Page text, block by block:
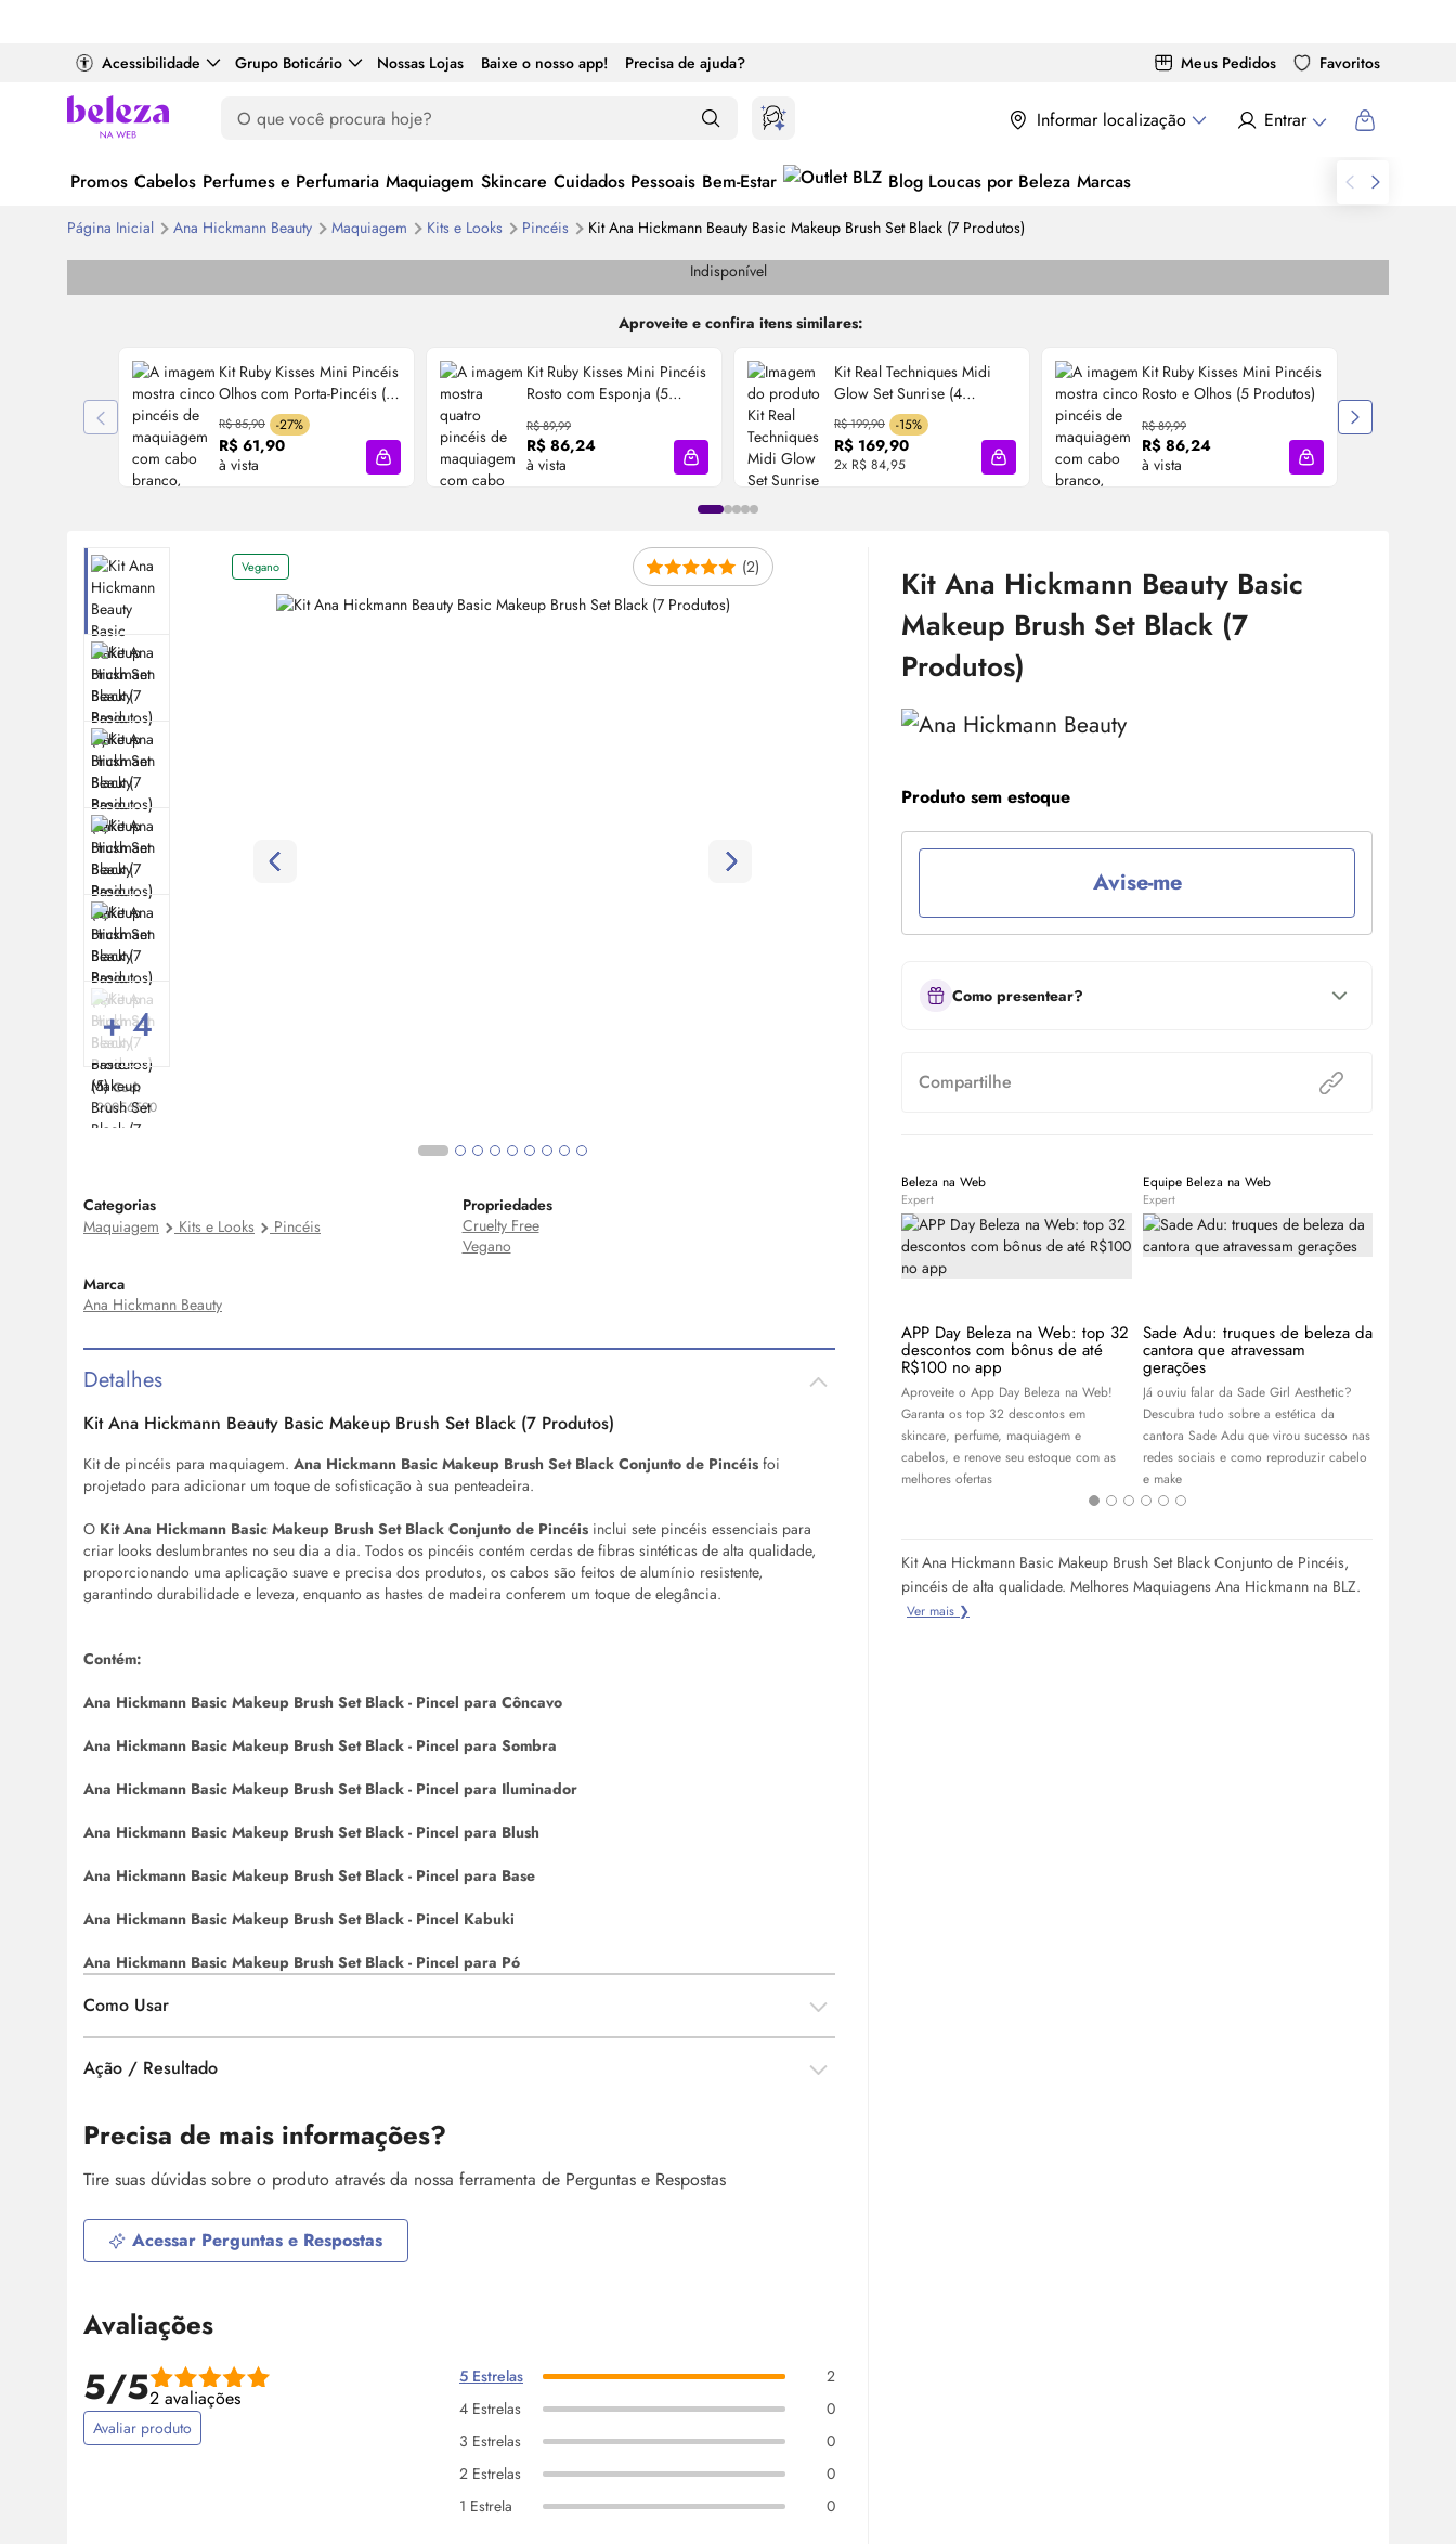
Acessibilidade Grupo Boticário Nossas Lojas Baixe o nosso app! Precisa de ajuda? Meus Pedidos Favoritos
Informar localização Entrar
Promos Cabelos Perfumes e Perfumaria Maquiagem Skincare Cuidados Pessoais Bem-Estar Blog Loucas por Beleza Marcas
Página Inicial Ana Hickmann Beauty Maquiagem Kits e Looks Pincéis
Kit Ana Hickmann Beauty Basic Makeup Brush Set Black (7 Produtos)
Indisponível
Aproveite e confira itens similares:
Kit Ruby Kisses Mini Pincéis
Olhos com Porta-Pincéis (6
Produtos)
R$ 85,90 -27%
R$ 61,90
à vista
Adicionar à sacola
Kit Ruby Kisses Mini Pincéis
Rosto com Esponja (5
R$ 89,99
R$ 86,24
à vista
Adicionar à sacola
Kit Real Techniques Midi
Glow Set Sunrise (4
Produtos)
R$ 199,90 -15%
R$ 169,90
2x R$ 84,95 Adicionar à sacola
Kit Ruby Kisses Mini Pincéis
Rosto e Olhos (5 Produtos)
R$ 89,99
R$ 86,24
à vista
Adicionar à sacola
Kit Ana Hickmann Beauty Basic
Makeup Brush Set Black (7
Produtos)
Produto sem estoque
Avise-me
Como presentear?
Compartilhe
Beleza na Web
Expert
APP Day Beleza na Web: top 32
descontos com bônus de até
R$100 no app
Aproveite o App Day Beleza na Web!
Garanta os top 32 descontos em
skincare, perfume, maquiagem e
cabelos, e renove seu estoque com as
melhores ofertas
Equipe Beleza na Web
Expert
Sade Adu: truques de beleza da
cantora que atravessam
gerações
Já ouviu falar da Sade Girl Aesthetic?
Descubra tudo sobre a estética da
cantora Sade Adu que virou sucesso nas
redes sociais e como reproduzir cabelo
e make
Kit Ana Hickmann Basic Makeup Brush Set Black Conjunto de Pincéis,
pincéis de alta qualidade. Melhores Maquiagens Ana Hickmann na BLZ.
Ver mais ❯
Vegano (2)
+ 4
Cod:
20056590
Categorias
Maquiagem
Kits e Looks Pincéis
Propriedades
Cruelty Free
Vegano
Marca
Ana Hickmann Beauty
Detalhes
Kit Ana Hickmann Beauty Basic Makeup Brush Set Black (7 Produtos)
Kit de pincéis para maquiagem. Ana Hickmann Basic Makeup Brush Set Black Conjunto de Pincéis foi
projetado para adicionar um toque de sofisticação à sua penteadeira.
O Kit Ana Hickmann Basic Makeup Brush Set Black Conjunto de Pincéis inclui sete pincéis essenciais para
criar looks deslumbrantes no seu dia a dia. Todos os pincéis contém cerdas de fibras sintéticas de alta qualidade,
proporcionando uma aplicação suave e precisa dos produtos, os cabos são feitos de alumínio resistente,
garantindo durabilidade e leveza, enquanto as hastes de madeira conferem um toque de elegância.
Contém:
Ana Hickmann Basic Makeup Brush Set Black - Pincel para Côncavo
Ana Hickmann Basic Makeup Brush Set Black - Pincel para Sombra
Ana Hickmann Basic Makeup Brush Set Black - Pincel para Iluminador
Ana Hickmann Basic Makeup Brush Set Black - Pincel para Blush
Ana Hickmann Basic Makeup Brush Set Black - Pincel para Base
Ana Hickmann Basic Makeup Brush Set Black - Pincel Kabuki
Ana Hickmann Basic Makeup Brush Set Black - Pincel para Pó
Como Usar
Ação / Resultado
Precisa de mais informações?
Tire suas dúvidas sobre o produto através da nossa ferramenta de Perguntas e Respostas
Acessar Perguntas e Respostas
Avaliações
5/52 avaliações
Avaliar produto
5 Estrelas
2
4 Estrelas
0
3 Estrelas
0
2 Estrelas
0
1 Estrela
0